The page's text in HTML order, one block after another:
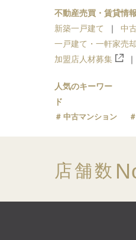
不動産売買・賃貸情
新築一戸建て
中
一戸建て・一軒家売
加盟店人材募集
人気のキーワー
ド
中古マンション
店舗数